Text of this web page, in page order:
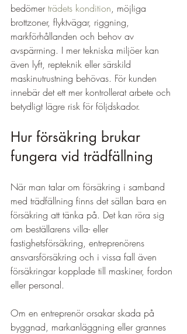
bedömer trädets kondition, möjliga
brottzoner, flyktvägar, riggning,
markförhållanden och behov av
avspärrning. I mer tekniska miljöer kan
även lyft, repteknik eller särskild
maskinutrustning behövas. För kunden
innebär det ett mer kontrollerat arbete och
betydligt lägre risk för följdskador.
Hur försäkring brukar
fungera vid trädfällning
När man talar om försäkring i samband
med trädfällning finns det sällan bara en
försäkring att tänka på. Det kan röra sig
om beställarens villa- eller
fastighetsförsäkring, entreprenörens
ansvarsförsäkring och i vissa fall även
försäkringar kopplade till maskiner, fordon
eller personal.
Om en entreprenör orsakar skada på
byggnad, markanläggning eller grannes